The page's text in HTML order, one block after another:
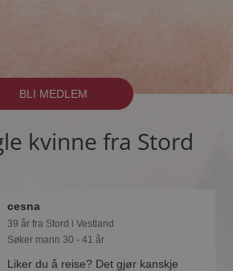
BLI MEDLEM
kvinne fra Stord
cesna
39 år fra Stord i Vestland
Søker mann 30 - 41 år
Liker du å reise? Det gjør kanskje